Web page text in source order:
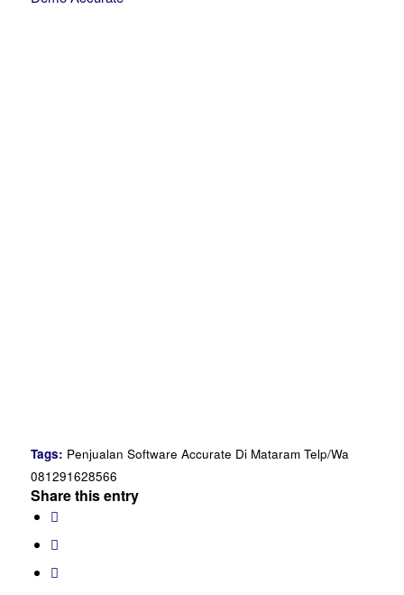
Tags: Penjualan Software Accurate Di Mataram Telp/Wa
081291628566
Share this entry